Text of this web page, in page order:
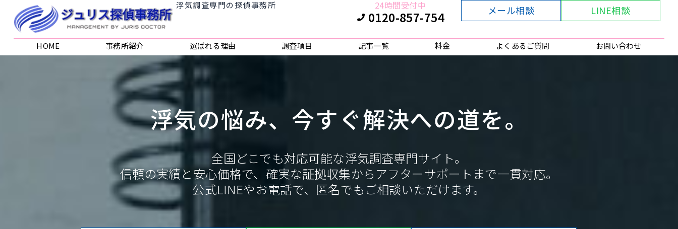
キッ
浮気調査専門の探偵事務所 24時間受付中
0120-857-754 メール相談 LINE相談
HOME 事務所紹介 選ばれる理由 調査項目 記事一覧 料金 よくあるご質問 お問い合わせ
浮気の悩み、今すぐ解決への道を。
全国どこでも対応可能な浮気調査専門サイト。
信頼の実績と安心価格で、確実な証拠収集からアフターサポートまで一貫対応。
公式LINEやお電話で、匿名でもご相談いただけます。